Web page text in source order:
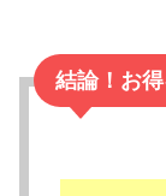
結論！お